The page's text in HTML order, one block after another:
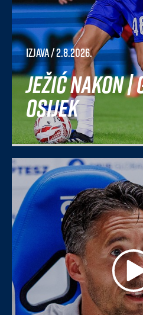
Izjava/ 2.8.2026.
Ježić nakon |
Osijek